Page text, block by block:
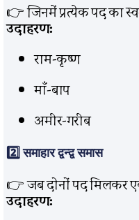
👉 जिनमें प्रत्येक पद का
उदाहरण:
राम-कृष्ण
माँ-बाप
अमीर-गरीब
2️⃣समाहार द्वन्द्व समास
👉 जब दोनों पद मिलकर
उदाहरण: